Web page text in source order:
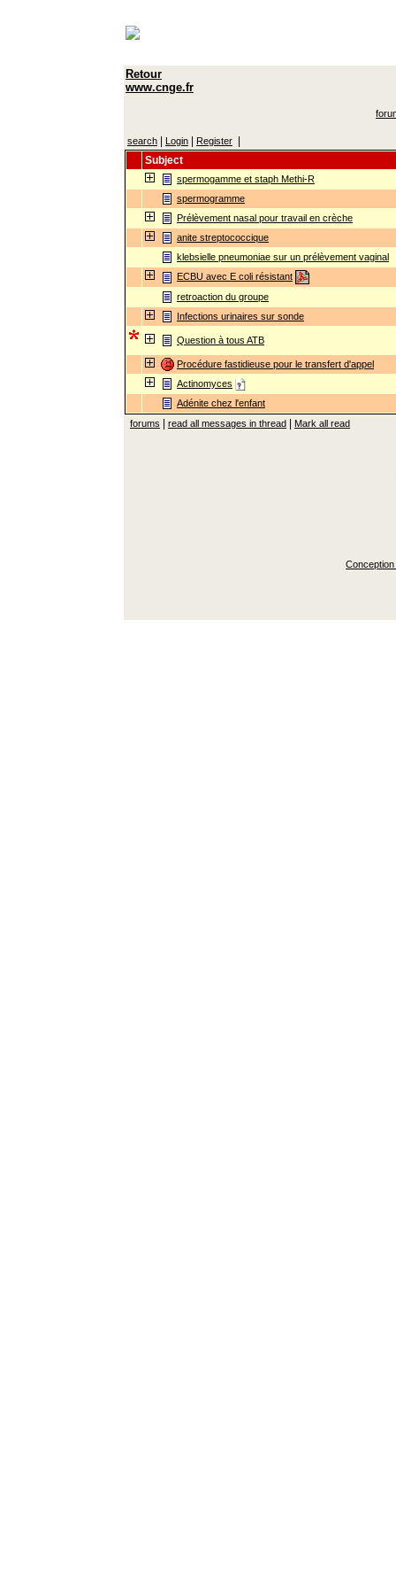
Retour
www.cnge.fr
search Login Register
Subject
spermogamme et staph Methi-R
spermogramme
Prélèvement nasal pour travail en crèche
anite streptococcique
klebsielle pneumoniae sur un prélèvement vaginal
ECBU avec E coli résistant
retroaction du groupe
Infections urinaires sur sonde
Question à tous ATB
Procédure fastidieuse pour le transfert d'appel
Actinomyces
Adénite chez l'enfant
forums
read all messages in thread Mark all read